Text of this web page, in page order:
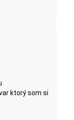
ktorý som si